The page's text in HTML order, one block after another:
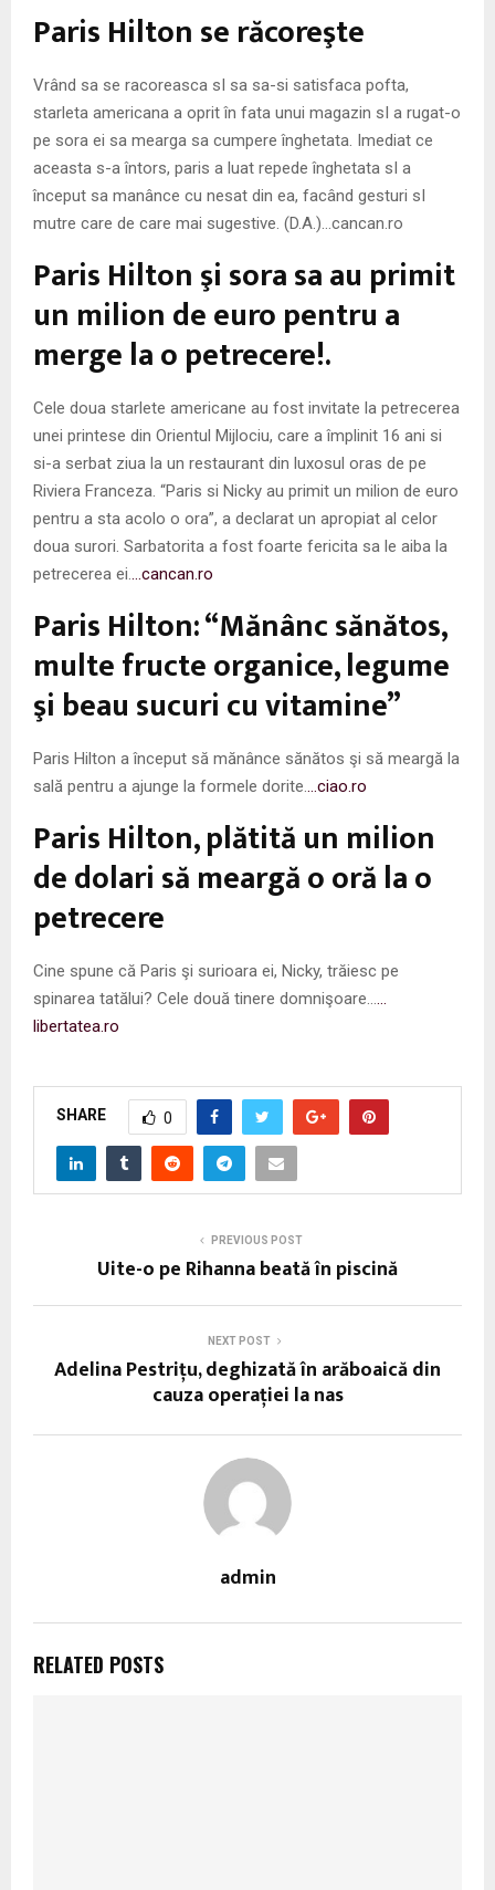
N
U
Paris Hilton se răcoreşte
Vrând sa se racoreasca sI sa sa-si satisfaca pofta,
starleta americana a oprit în fata unui magazin sI a rugat-o
pe sora ei sa mearga sa cumpere înghetata. Imediat ce
aceasta s-a întors, paris a luat repede înghetata sI a
început sa manânce cu nesat din ea, facând gesturi sI
mutre care de care mai sugestive. (D.A.)…cancan.ro
Paris Hilton şi sora sa au primit
un milion de euro pentru a
merge la o petrecere!.
Cele doua starlete americane au fost invitate la petrecerea
unei printese din Orientul Mijlociu, care a împlinit 16 ani si
si-a serbat ziua la un restaurant din luxosul oras de pe
Riviera Franceza. “Paris si Nicky au primit un milion de euro
pentru a sta acolo o ora”, a declarat un apropiat al celor
doua surori. Sarbatorita a fost foarte fericita sa le aiba la
petrecerea ei.
…cancan.ro
Paris Hilton: “Mănânc sănătos,
multe fructe organice, legume
şi beau sucuri cu vitamine”
Paris Hilton a început să mănânce sănătos şi să meargă la
sală pentru a ajunge la formele dorite.
…ciao.ro
Paris Hilton, plătită un milion
de dolari să meargă o oră la o
petrecere
Cine spune că Paris şi surioara ei, Nicky, trăiesc pe
spinarea tatălui? Cele două tinere domnişoare…
libertatea.ro
SHARE 0
PREVIOUS POST
Uite-o pe Rihanna beată în piscină
NEXT POST
Adelina Pestrițu, deghizată în arăboaică din
cauza operației la nas
admin
RELATED POSTS